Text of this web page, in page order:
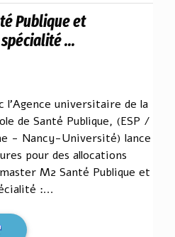
Publique et
...
l'Agence universitaire de la
de Santé Publique, (ESP /
- Nancy-Université) lance
pour des allocations
M2 Santé Publique et
:...